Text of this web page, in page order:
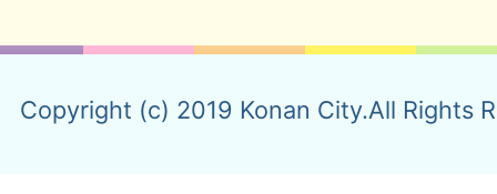
Copyright (c) 2019 Konan City.All Rights